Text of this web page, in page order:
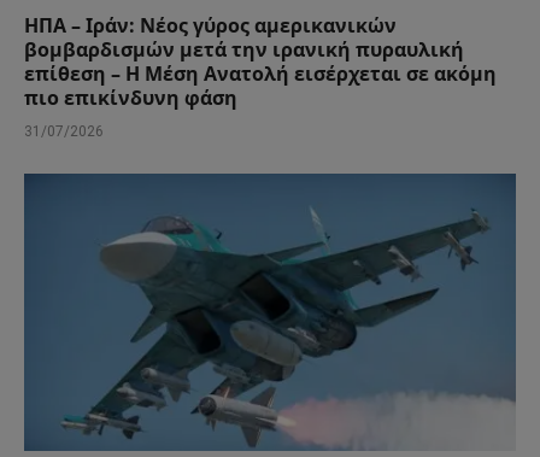
ΗΠΑ – Ιράν: Νέος γύρος αμερικανικών
βομβαρδισμών μετά την ιρανική πυραυλική
επίθεση – Η Μέση Ανατολή εισέρχεται σε ακόμη
πιο επικίνδυνη φάση
31/07/2026